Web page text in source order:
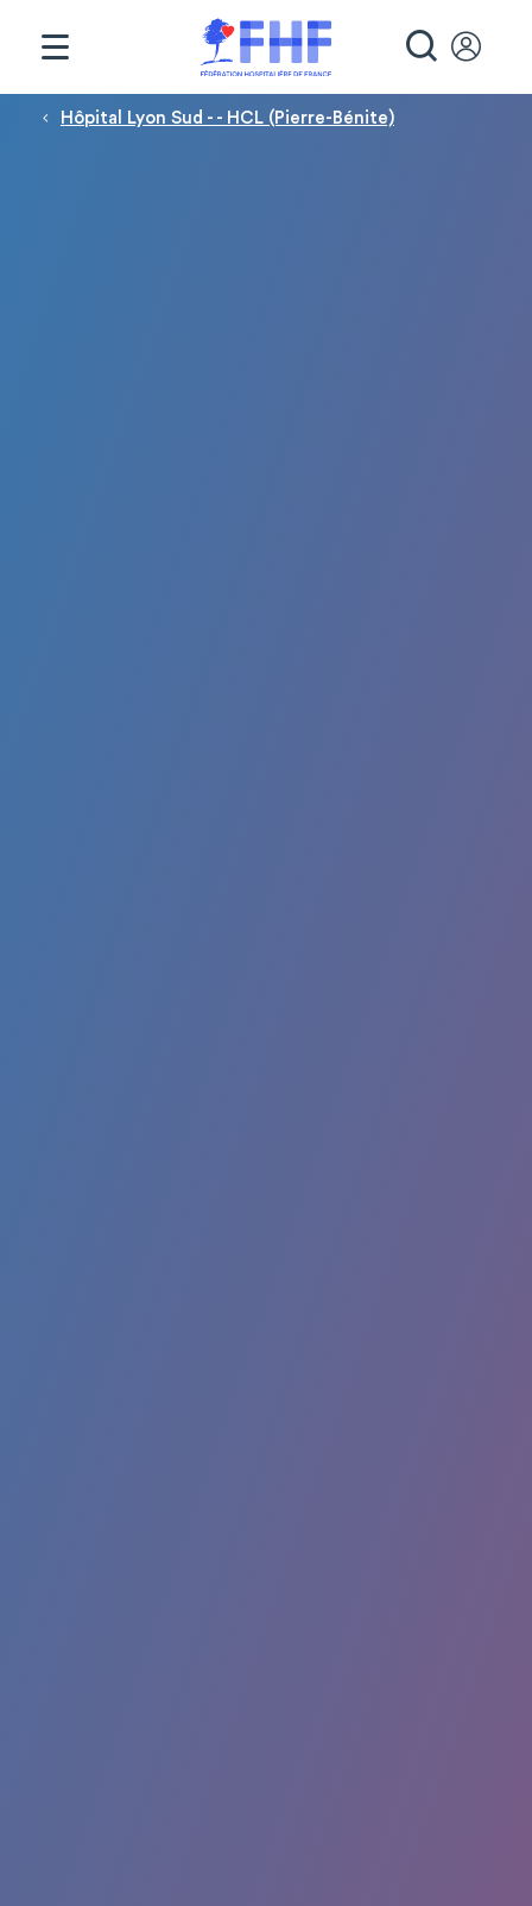
Fil d'Ariane
Hôpital Lyon Sud - - HCL (Pierre-Bénite)
Panneau de gestion des cookies